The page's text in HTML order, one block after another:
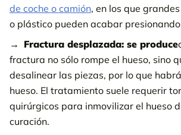
de coche o camión, en los que
o plástico pueden acabar
Fractura desplazada: se produce
fractura no sólo rompe el hueso, sino
desalinear las piezas, por lo que
hueso. El tratamiento suele requerir
quirúrgicos para inmovilizar el hueso
curación.